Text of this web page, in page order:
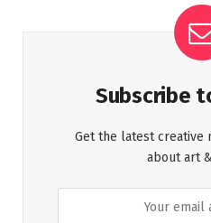
Subscribe
Get the latest creative
about art